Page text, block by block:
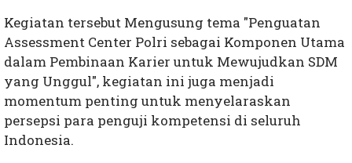
Kegiatan tersebut Mengusung tema "Penguatan
Assessment Center Polri sebagai Komponen Utama
dalam Pembinaan Karier untuk Mewujudkan SDM
yang Unggul", kegiatan ini juga menjadi
momentum penting untuk menyelaraskan
persepsi para penguji kompetensi di seluruh
Indonesia.